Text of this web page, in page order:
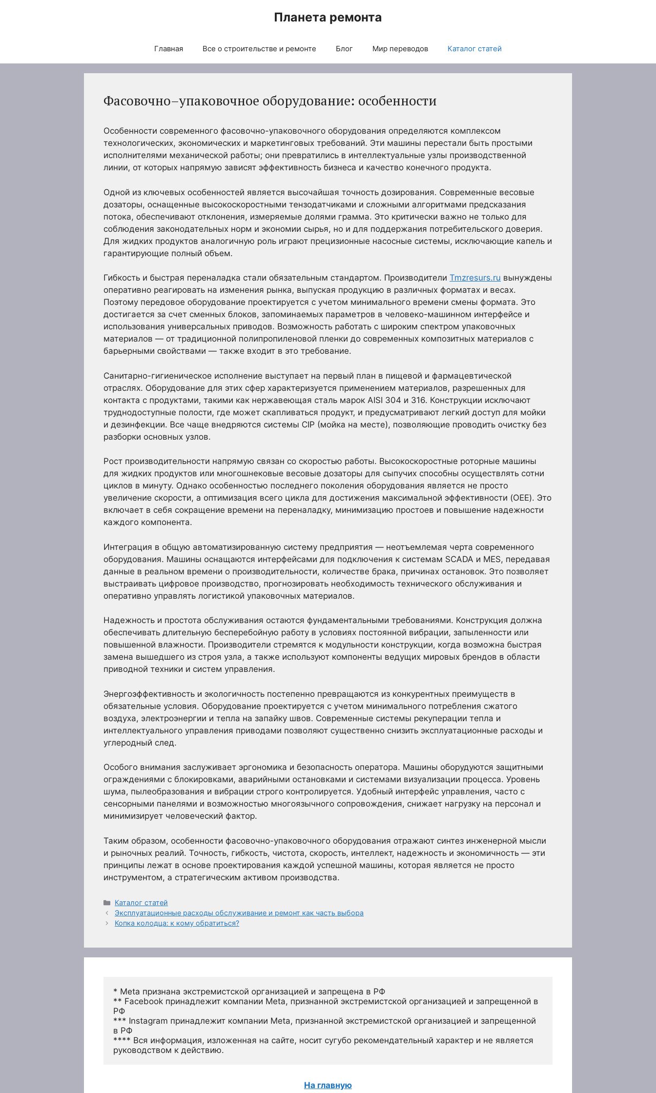
Планета ремонта
Главная Все о строительстве и ремонте Блог Мир переводов Каталог статей
Фасовочно–упаковочное оборудование: особенности
Особенности современного фасовочно-упаковочного оборудования определяются комплексом
технологических, экономических и маркетинговых требований. Эти машины перестали быть простыми
исполнителями механической работы; они превратились в интеллектуальные узлы производственной
линии, от которых напрямую зависят эффективность бизнеса и качество конечного продукта.
Одной из ключевых особенностей является высочайшая точность дозирования. Современные весовые
дозаторы, оснащенные высокоскоростными тензодатчиками и сложными алгоритмами предсказания
потока, обеспечивают отклонения, измеряемые долями грамма. Это критически важно не только для
соблюдения законодательных норм и экономии сырья, но и для поддержания потребительского доверия.
Для жидких продуктов аналогичную роль играют прецизионные насосные системы, исключающие капель и
гарантирующие полный объем.
Гибкость и быстрая переналадка стали обязательным стандартом. Производители Tmzresurs.ru вынуждены
оперативно реагировать на изменения рынка, выпуская продукцию в различных форматах и весах.
Поэтому передовое оборудование проектируется с учетом минимального времени смены формата. Это
достигается за счет сменных блоков, запоминаемых параметров в человеко-машинном интерфейсе и
использования универсальных приводов. Возможность работать с широким спектром упаковочных
материалов — от традиционной полипропиленовой пленки до современных композитных материалов с
барьерными свойствами — также входит в это требование.
Санитарно-гигиеническое исполнение выступает на первый план в пищевой и фармацевтической
отраслях. Оборудование для этих сфер характеризуется применением материалов, разрешенных для
контакта с продуктами, такими как нержавеющая сталь марок AISI 304 и 316. Конструкции исключают
труднодоступные полости, где может скапливаться продукт, и предусматривают легкий доступ для мойки
и дезинфекции. Все чаще внедряются системы CIP (мойка на месте), позволяющие проводить очистку без
разборки основных узлов.
Рост производительности напрямую связан со скоростью работы. Высокоскоростные роторные машины
для жидких продуктов или многошнековые весовые дозаторы для сыпучих способны осуществлять сотни
циклов в минуту. Однако особенностью последнего поколения оборудования является не просто
увеличение скорости, а оптимизация всего цикла для достижения максимальной эффективности (OEE). Это
включает в себя сокращение времени на переналадку, минимизацию простоев и повышение надежности
каждого компонента.
Интеграция в общую автоматизированную систему предприятия — неотъемлемая черта современного
оборудования. Машины оснащаются интерфейсами для подключения к системам SCADA и MES, передавая
данные в реальном времени о производительности, количестве брака, причинах остановок. Это позволяет
выстраивать цифровое производство, прогнозировать необходимость технического обслуживания и
оперативно управлять логистикой упаковочных материалов.
Надежность и простота обслуживания остаются фундаментальными требованиями. Конструкция должна
обеспечивать длительную бесперебойную работу в условиях постоянной вибрации, запыленности или
повышенной влажности. Производители стремятся к модульности конструкции, когда возможна быстрая
замена вышедшего из строя узла, а также используют компоненты ведущих мировых брендов в области
приводной техники и систем управления.
Энергоэффективность и экологичность постепенно превращаются из конкурентных преимуществ в
обязательные условия. Оборудование проектируется с учетом минимального потребления сжатого
воздуха, электроэнергии и тепла на запайку швов. Современные системы рекуперации тепла и
интеллектуального управления приводами позволяют существенно снизить эксплуатационные расходы и
углеродный след.
Особого внимания заслуживает эргономика и безопасность оператора. Машины оборудуются защитными
ограждениями с блокировками, аварийными остановками и системами визуализации процесса. Уровень
шума, пылеобразования и вибрации строго контролируется. Удобный интерфейс управления, часто с
сенсорными панелями и возможностью многоязычного сопровождения, снижает нагрузку на персонал и
минимизирует человеческий фактор.
Таким образом, особенности фасовочно-упаковочного оборудования отражают синтез инженерной мысли
и рыночных реалий. Точность, гибкость, чистота, скорость, интеллект, надежность и экономичность — эти
принципы лежат в основе проектирования каждой успешной машины, которая является не просто
инструментом, а стратегическим активом производства.
Рубрики
Каталог статей
Эксплуатационные расходы обслуживание и ремонт как часть выбора
Копка колодца: к кому обратиться?
* Meta признана экстремистской организацией и запрещена в РФ
** Facebook принадлежит компании Meta, признанной экстремистской организацией и запрещенной в
РФ
*** Instagram принадлежит компании Meta, признанной экстремистской организацией и запрещенной
в РФ
**** Вся информация, изложенная на сайте, носит сугубо рекомендательный характер и не является
руководством к действию.
На главную